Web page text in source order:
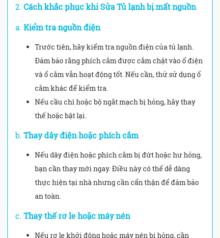
2. Cách khắc phục khiSửa Tủ lạnh bị mất nguồn
a. Kiểm tra nguồn điện
Trước tiên, hãy kiểm tra nguồn điện của tủ lạnh.
Đảm bảo rằng phích cắm được cắm chặt vào ổ điện
và ổ cắm vẫn hoạt động tốt. Nếu cần, thử sử dụng ổ
cắm khác để kiểm tra.
Nếu cầu chì hoặc bộ ngắt mạch bị hỏng, hãy thay
thế hoặc bật lại.
b. Thay dây điện hoặc phích cắm
Nếu dây điện hoặc phích cắm bị đứt hoặc hư hỏng,
bạn cần thay mới ngay. Điều này có thể dễ dàng
thực hiện tại nhà nhưng cần cẩn thận để đảm bảo
an toàn.
c. Thay thế rơ le hoặc máy nén
Nếu rơ le khởi động hoặc máy nén bị hỏng, cần